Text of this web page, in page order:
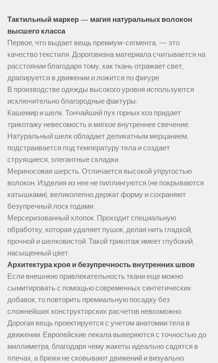
Тактильный маркер — магия натуральных волокон
высшего класса
Первое, что выдает вещь премиум-сегмента, — это
качество текстиля. Дороговизна материала считывается на
расстоянии благодаря тому, как ткань отражает свет,
драпируется в движении и ложится по фигуре.
В производстве одежды высокого уровня используются
исключительно благородные фактуры:
Кашемир и шелк. Тончайший пух горных коз придает
трикотажу невесомость и мягкое внутреннее свечение.
Натуральный шелк обладает деликатным мерцанием,
подстраивается под температуру тела и создает
струящиеся, элегантные складки.
Мериносовая шерсть. Отличается высокой упругостью
волокон. Изделия из нее не пиллингуются (не покрываются
катышками), великолепно держат форму и сохраняют
безупречный лоск годами.
Мерсеризованный хлопок. Проходит специальную
обработку, которая удаляет пушок, делая нить гладкой,
прочной и шелковистой. Такой трикотаж имеет глубокий,
насыщенный цвет.
Архитектура кроя и безупречность внутренних швов
Если внешнюю привлекательность ткани еще можно
сымитировать с помощью современных синтетических
добавок, то повторить премиальную посадку без
сложнейших конструкторских расчетов невозможно.
Дорогая вещь проектируется с учетом анатомии тела в
движении. Европейские лекала выверяются с точностью до
миллиметра, благодаря чему жакеты идеально садятся в
плечах, а брюки не сковывают движений и визуально